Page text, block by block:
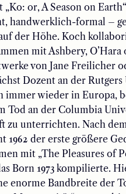
or, A Season on Earth“
handwerklich-formal –
der Höhe. Koch
mit Ashbery, O’Hara
von Jane Freilicher
Dozent an der
immer wieder in Europa,
Tod an der Columbia
zu unterrichten. Nach
1962 der erste größere
mit „The Pleasures of
Born 1973 kompilierte.
enorme Bandbreite der